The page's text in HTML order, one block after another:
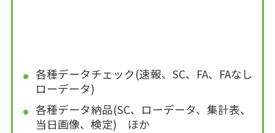
各種データチェック(速報、SC、FA、FAなし
ローデータ)
各種データ納品(SC、ローデータ、集計表、
当日画像、検定) ほか